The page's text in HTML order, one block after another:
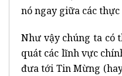
nó ngay giữa các
Như vậy chúng ta có
quát các lĩnh vực
đưa tới Tin Mừng